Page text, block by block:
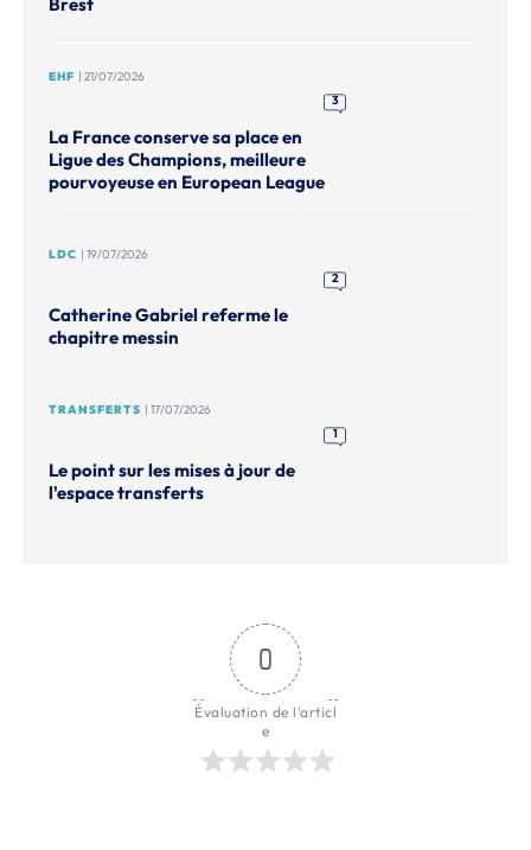
EHF | 21/07/2026
3
La France conserve sa place en
Ligue des Champions, meilleure
pourvoyeuse en European League
LDC | 19/07/2026
2
Catherine Gabriel referme le
chapitre messin
TRANSFERTS | 17/07/2026
1
Le point sur les mises à jour de
l'espace transferts
0
Évaluation de l'articl
e